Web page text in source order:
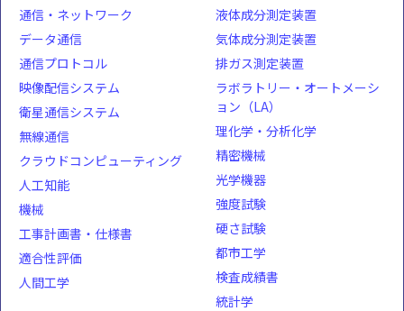
通信・ネットワーク
データ通信
通信プロトコル
映像配信システム
衛星通信システム
無線通信
クラウドコンピューティング
人工知能
機械
工事計画書・仕様書
適合性評価
人間工学
液体成分測定装置
気体成分測定装置
排ガス測定装置
ラボラトリー・オートメーシ
ョン（LA）
理化学・分析化学
精密機械
光学機器
強度試験
硬さ試験
都市工学
検査成績書
統計学